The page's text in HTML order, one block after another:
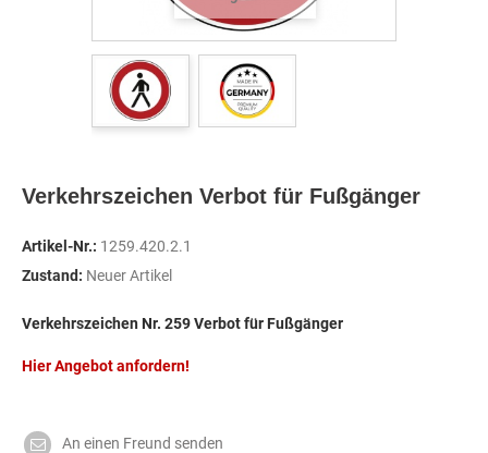
Verkehrszeichen Verbot für Fußgänger
Artikel-Nr.: 1259.420.2.1
Zustand: Neuer Artikel
Verkehrszeichen Nr. 259 Verbot für Fußgänger
Hier Angebot anfordern!
An einen Freund senden